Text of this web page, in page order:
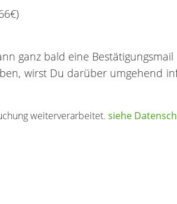
ganz bald eine
wirst Du darüber umgehend
weiterverarbeitet.siehe